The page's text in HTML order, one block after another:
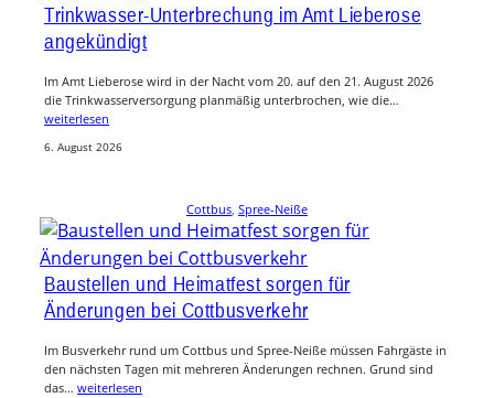
Trinkwasser-Unterbrechung im Amt Lieberose
angekündigt
Im Amt Lieberose wird in der Nacht vom 20. auf den 21. August 2026
die Trinkwasserversorgung planmäßig unterbrochen, wie die…
weiterlesen
6. August 2026
Cottbus, Spree-Neiße
Baustellen und Heimatfest sorgen für
Änderungen bei Cottbusverkehr
Im Busverkehr rund um Cottbus und Spree-Neiße müssen Fahrgäste in
den nächsten Tagen mit mehreren Änderungen rechnen. Grund sind
das… weiterlesen